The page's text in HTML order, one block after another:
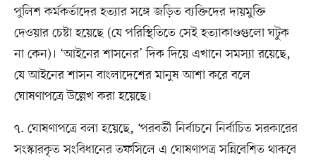
পুলিশ কর্মকর্তাদের হত্যার সঙ্গে জড়িত ব্যক্তিদের দায়মুক্তি
দেওয়ার চেষ্টা হয়েছে (যে পরিস্থিতিতে সেই হত্যাকাণ্ডগুলো ঘটুক
না কেন)। ‘আইনের শাসনের’ দিক দিয়ে এখানে সমস্যা রয়েছে,
যে আইনের শাসন বাংলাদেশের মানুষ আশা করে বলে
ঘোষণাপত্রে উল্লেখ করা হয়েছে।
৭. ঘোষণাপত্রে বলা হয়েছে, ‘পরবর্তী নির্বাচনে নির্বাচিত সরকারের
সংস্কারকৃত সংবিধানের তফসিলে এ ঘোষণাপত্র সন্নিবেশিত থাকবে